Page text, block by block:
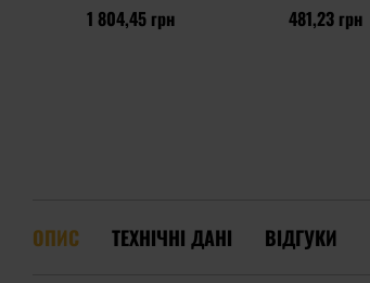
Charger
1 804,45 грн 481,23 грн
ОПИС ТЕХНІЧНІ ДАНІ ВІДГУКИ